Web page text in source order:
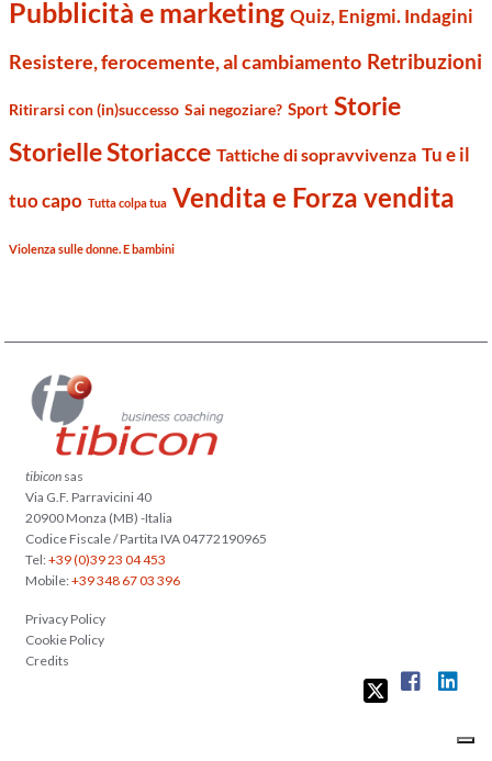
Pubblicità e marketing Quiz, Enigmi. Indagini
Resistere, ferocemente, al cambiamento Retribuzioni
Ritirarsi con (in)successo Sai negoziare? Sport Storie
Storielle Storiacce Tattiche di sopravvivenza Tu e il
tuo capo Tutta colpa tua Vendita e Forza vendita
Violenza sulle donne. E bambini
tibicon sas
Via G.F. Parravicini 40
20900 Monza (MB) -Italia
Codice Fiscale / Partita IVA 04772190965
Tel:+39 (0)39 23 04 453
Mobile:+39 348 67 03 396
Privacy Policy
Cookie Policy
Credits